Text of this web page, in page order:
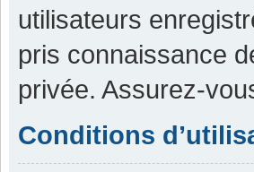
utilisateurs
pris connaissance
privée. Assurez-
Conditions